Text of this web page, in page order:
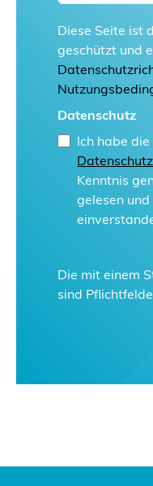
Diese Seite ist
geschützt und
Datenschutz
Ich habe die
Kenntnis
gelesen
Die mit einem
sind